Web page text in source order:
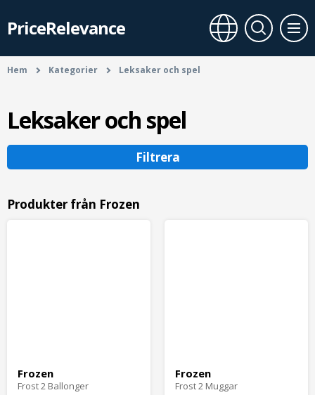
PriceRelevance
Hem Kategorier Leksaker och spel
Leksaker och spel
Filtrera
Produkter från Frozen
Frozen
Frost 2 Ballonger
Frozen
Frost 2 Muggar